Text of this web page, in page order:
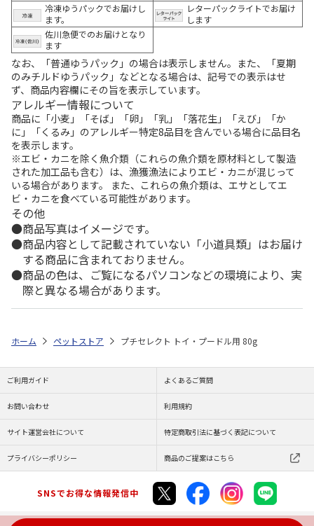
冷凍ゆうパックでお届けし
ます。
レターパックライトでお届け
します
佐川急便でのお届けとなり
ます
なお、「普通ゆうパック」の場合は表示しません。また、「夏期
のみチルドゆうパック」などとなる場合は、記号での表示はせ
ず、商品内容欄にその旨を表示しています。
アレルギー情報について
商品に「小麦」「そば」「卵」「乳」「落花生」「えび」「か
に」「くるみ」のアレルギー特定8品目を含んでいる場合に品目名
を表示します。
※エビ・カニを除く魚介類（これらの魚介類を原材料として製造
された加工品も含む）は、漁獲漁法によりエビ・カニが混じって
いる場合があります。 また、これらの魚介類は、エサとしてエ
ビ・カニを食べている可能性があります。
その他
商品写真はイメージです。
商品内容として記載されていない「小道具類」はお届け
する商品に含まれておりません。
商品の色は、ご覧になるパソコンなどの環境により、実
際と異なる場合があります。
ホーム ペットストア プチセレクト トイ・プードル用 80g
ご利用ガイド よくあるご質問
お問い合わせ 利用規約
サイト運営会社について 特定商取引法に基づく表記について
プライバシーポリシー 商品のご提案はこちら
SNSでお得な情報発信中